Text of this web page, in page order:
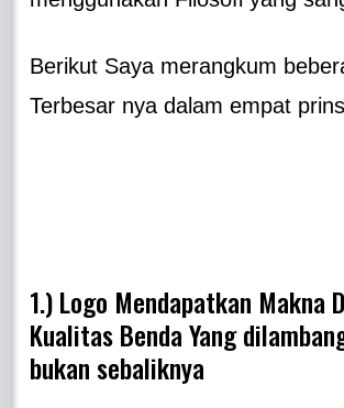
Berikut Saya merangkum
Terbesar nya dalam empat
1.) Logo Mendapatkan Makna
Kualitas Benda Yang
bukan sebaliknya